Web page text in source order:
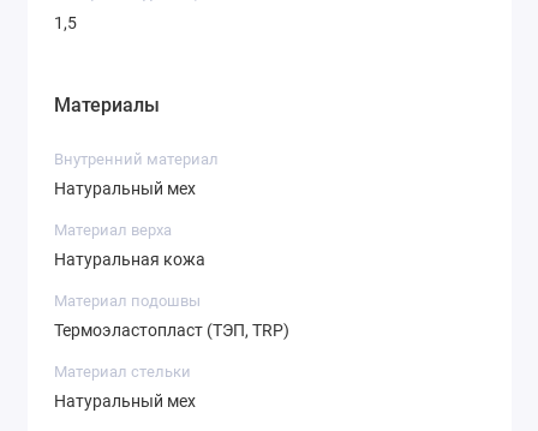
1,5
Материалы
Внутренний материал
Натуральный мех
Материал верха
Натуральная кожа
Материал подошвы
Термоэластопласт (ТЭП, TRP)
Материал стельки
Натуральный мех